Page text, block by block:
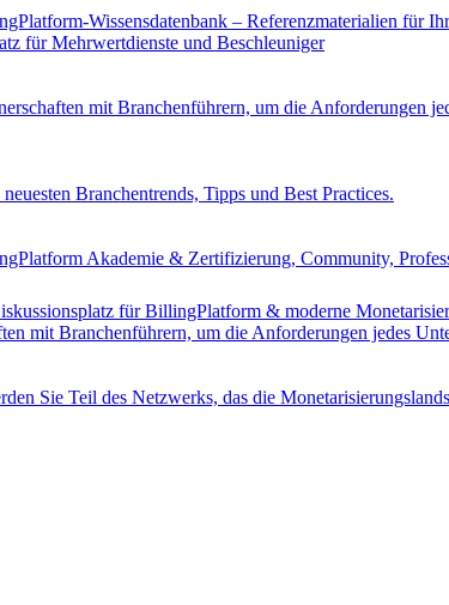
Wissensdatenbank – Referenzmaterialien für
für Mehrwertdienste und Beschleuniger
mit Branchenführern, um die Anforderungen
Branchentrends, Tipps und Best Practices.
Akademie & Zertifizierung, Community,
für BillingPlatform & moderne
mit Branchenführern, um die Anforderungen jedes
Sie Teil des Netzwerks, das die